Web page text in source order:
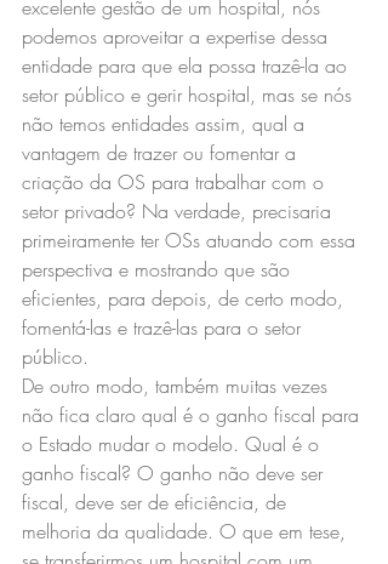
excelente gestão de um hospital, nós
podemos aproveitar a expertise dessa
entidade para que ela possa trazê-la ao
setor público e gerir hospital, mas se nós
não temos entidades assim, qual a
vantagem de trazer ou fomentar a
criação da OS para trabalhar com o
setor privado? Na verdade, precisaria
primeiramente ter OSs atuando com essa
perspectiva e mostrando que são
eficientes, para depois, de certo modo,
fomentá-las e trazê-las para o setor
público.
De outro modo, também muitas vezes
não fica claro qual é o ganho fiscal para
o Estado mudar o modelo. Qual é o
ganho fiscal? O ganho não deve ser
fiscal, deve ser de eficiência, de
melhoria da qualidade. O que em tese,